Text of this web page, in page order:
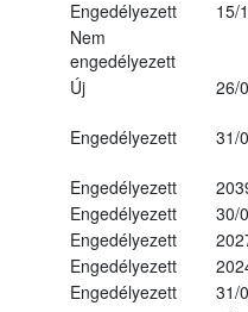
Engedélyezett
15/
Nem
engedélyezett
Új
26/
Engedélyezett 31/
Engedélyezett
Engedélyezett
30/
Engedélyezett
Engedélyezett
Engedélyezett 31/